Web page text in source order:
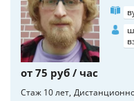
от 75 руб / час
Стаж 10 лет